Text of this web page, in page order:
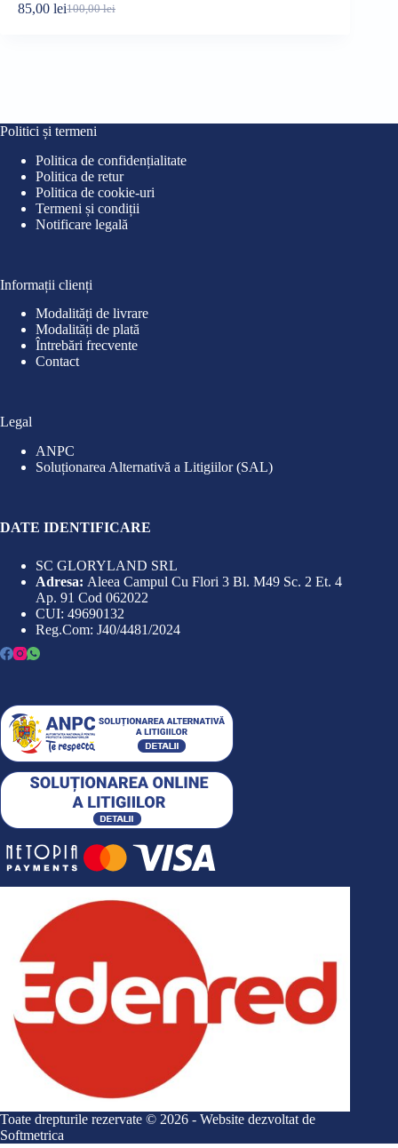
100,00lei
Prețul
85,00 leiPrețul
Politici și termeni
Politica de confidențialitate
Politica de retur
Politica de cookie-uri
Termeni și condiții
Notificare legală
Informații clienți
Modalități de livrare
Modalități de plată
Întrebări frecvente
Contact
Legal
ANPC
Soluționarea Alternativă a Litigiilor (SAL)
DATE IDENTIFICARE
SC GLORYLAND SRL
Adresa: Aleea Campul Cu Flori 3 Bl. M49 Sc. 2 Et. 4
Ap. 91 Cod 062022
CUI: 49690132
Reg.Com: J40/4481/2024
Toate drepturile rezervate © 2026 - Website dezvoltat de
Softmetrica